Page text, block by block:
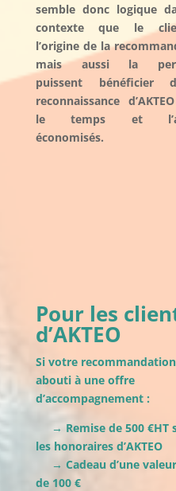
semble donc logique
contexte que le
l’origine de la
mais aussi la
puissent bénéficier
reconnaissance
le temps et
économisés.
Pour les
d’AKTEO
Si votre recommandation
abouti à une offre
d’accompagnement :
→ Remise de 500 €HT
les honoraires d’AKTEO
→ Cadeau d’une valeur
de 100 €